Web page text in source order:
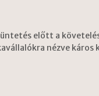
előtt a
nézve